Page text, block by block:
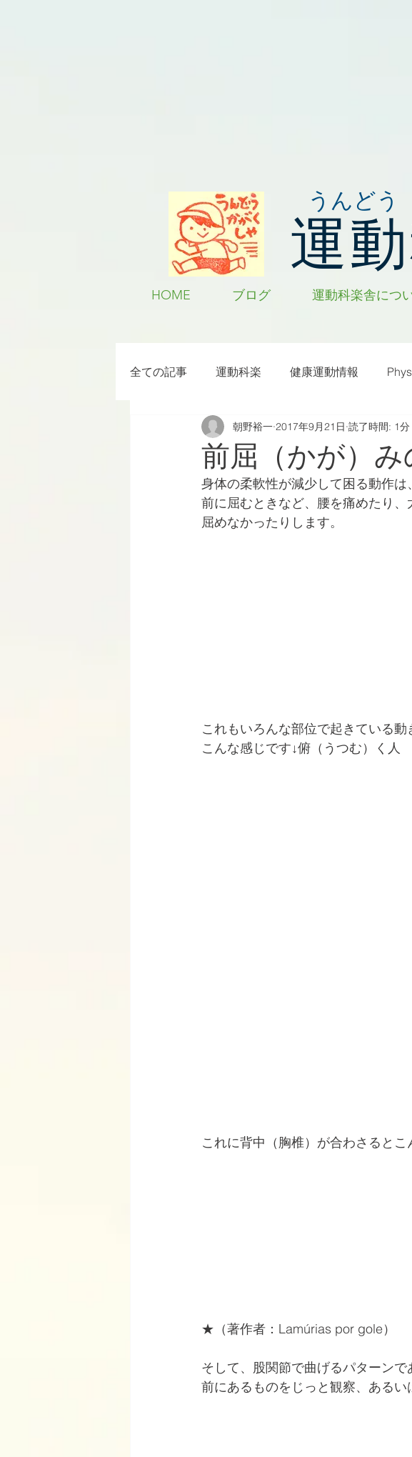
うんど
運
HOME ブログ 運動科楽舎につ
全ての記事 運動科楽 健康運動情報
ちょっと楽 (Entertainment) な話 雑感その他
RWC2019 ラグビー カラダフリー
前屈（かが）み
朝野裕一 2017年9月21日 読了時間: 1分
身体の柔軟性が減少して困る動作は
前に屈むときなど、腰を痛めたり
屈めなかったりします。
これもいろんな部位で起きている
こんな感じです↓俯（うつむ）く人
これに背中（胸椎）が合わさると
★（著作者：Lamúrias por gole）
そして、股関節で曲げるパターン
前にあるものをじっと観察、あるい